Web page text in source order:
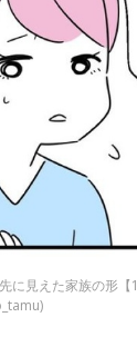
に見えた家族の形【